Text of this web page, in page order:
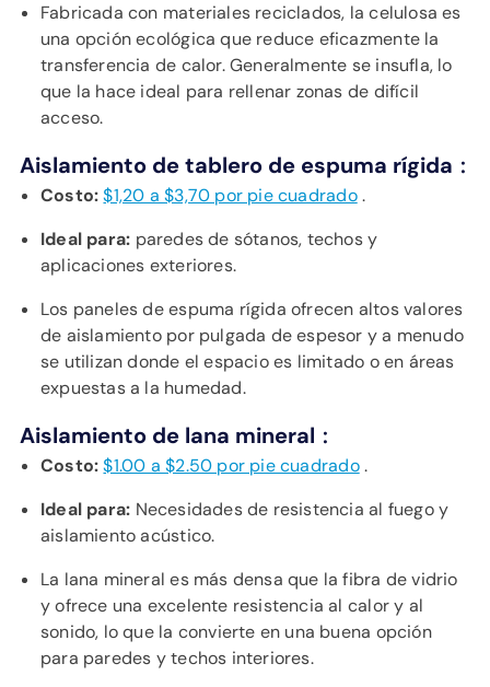
Fabricada con materiales reciclados, la celulosa es
una opción ecológica que reduce eficazmente la
transferencia de calor. Generalmente se insufla, lo
que la hace ideal para rellenar zonas de difícil
acceso.
Aislamiento de tablero de espuma rígida :
Costo: $1,20 a $3,70 por pie cuadrado.
Ideal para: paredes de sótanos, techos y
aplicaciones exteriores.
Los paneles de espuma rígida ofrecen altos valores
de aislamiento por pulgada de espesor y a menudo
se utilizan donde el espacio es limitado o en áreas
expuestas a la humedad.
Aislamiento de lana mineral :
Costo: $1.00 a $2.50 por pie cuadrado.
Ideal para: Necesidades de resistencia al fuego y
aislamiento acústico.
La lana mineral es más densa que la fibra de vidrio
y ofrece una excelente resistencia al calor y al
sonido, lo que la convierte en una buena opción
para paredes y techos interiores.